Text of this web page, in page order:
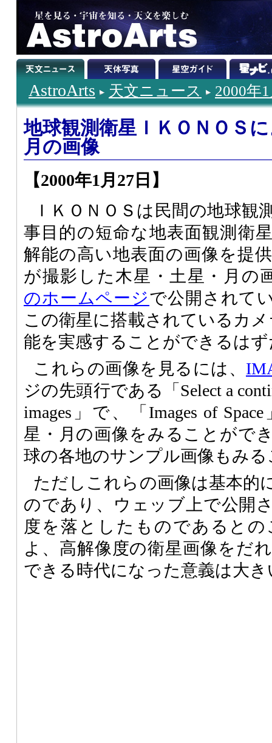
AstroArts 天文ニュース 2000年
地球観測衛星ＩＫＯＮＯＳ
月の画像
【2000年1月27日】
ＩＫＯＮＯＳは民間の地球観
事目的の短命な地表面観測衛
解能の高い地表面の画像を提
が撮影した木星・土星・月の
のホームページで公開されて
この衛星に搭載されているカ
能を実感することができるは
これらの画像を見るには、
ジの先頭行である「Select a
images」で、「Images of
星・月の画像をみることがで
球の各地のサンプル画像もみ
ただしこれらの画像は基本的
のであり、ウェッブ上で公開
度を落としたものであると
よ、高解像度の衛星画像をだ
できる時代になった意義は大